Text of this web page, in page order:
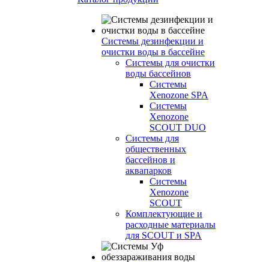
Системы дезинфекции и
очистки воды в бассейне
Системы для очистки
воды бассейнов
Системы
Xenozone SPA
Системы
Xenozone
SCOUT DUO
Системы для
общественных
бассейнов и
аквапарков
Системы
Xenozone
SCOUT
Комплектующие и
расходные материалы
для SCOUT и SPA